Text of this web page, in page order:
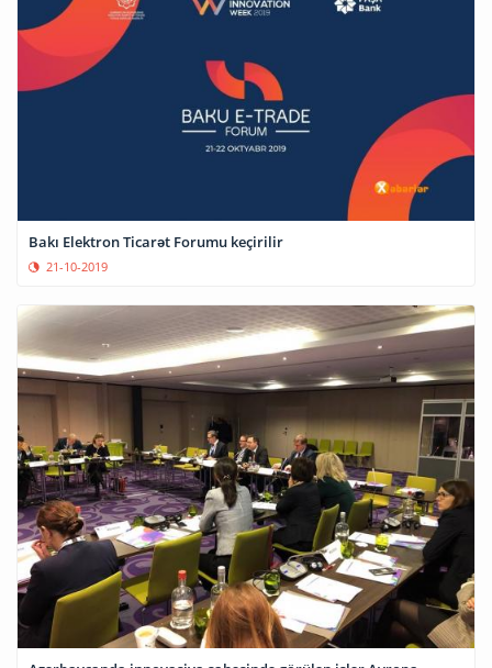
Bakı Elektron Ticarət Forumu keçirilir
21-10-2019